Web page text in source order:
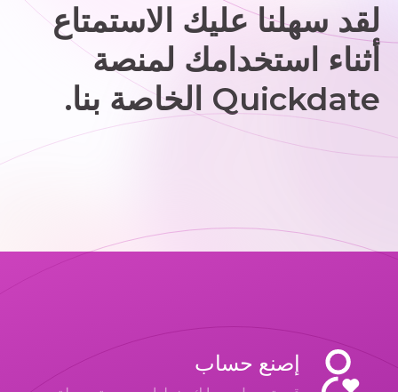
لقد سهلنا عليك الاستمتاع
أثناء استخدامك لمنصة
Quickdate الخاصة بنا.
إصنع حساب